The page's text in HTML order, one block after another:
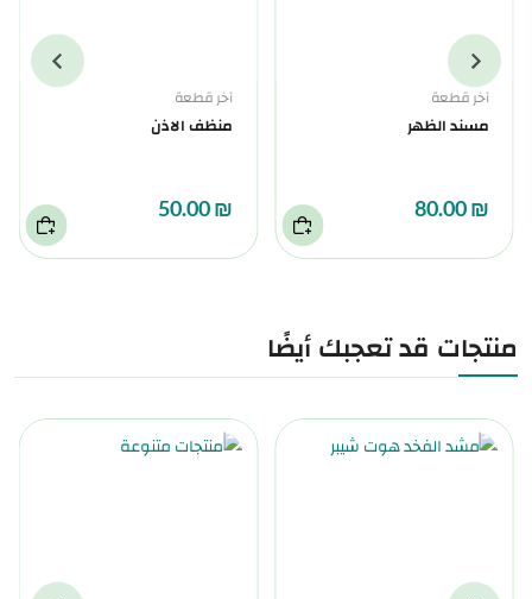
آخر قطعة
مسند الظهر
₪ 80.00
آخر قطعة
منظف الاذن
₪ 50.00
منتجات قد تعجبك أيضًا